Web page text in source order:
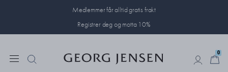
Medlemmer får alltid gratis frakt
Registrer deg og motta 10%
0